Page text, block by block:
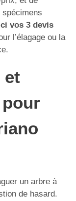
vos 3 devis
l’élagage ou la
et
un arbre à
de hasard.